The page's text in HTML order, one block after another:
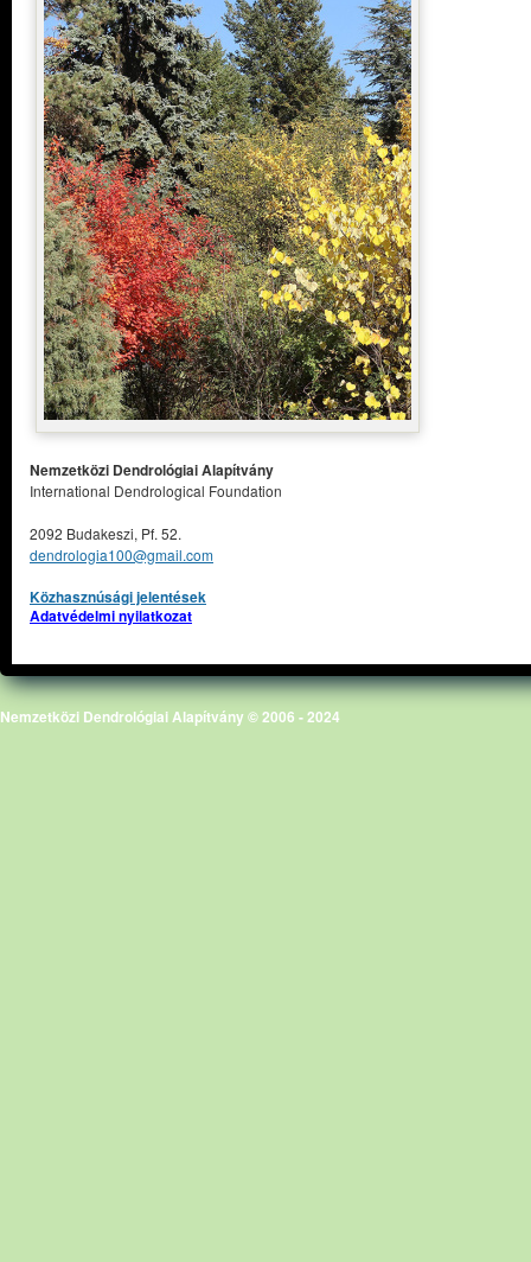
Nemzetközi Dendrológiai Alapítvány
International Dendrological Foundation
2092 Budakeszi, Pf. 52.
dendrologia100@gmail.com
Közhasznúsági jelentések
Adatvédelmi nyilatkozat
Nemzetközi Dendrológiai Alapítvány © 2006 - 2024